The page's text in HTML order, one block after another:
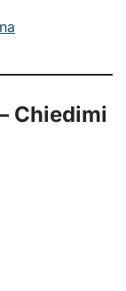
Chiedimi